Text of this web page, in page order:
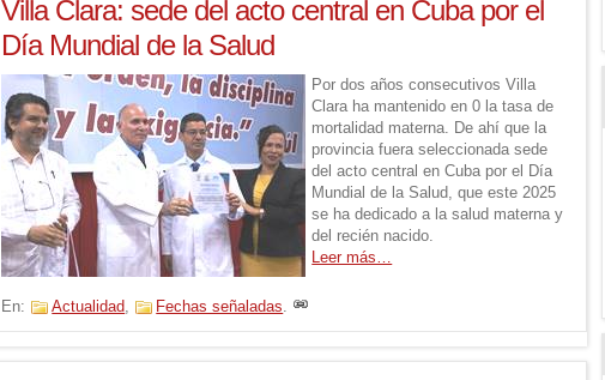
Villa Clara: sede del acto central en Cuba por el
Día Mundial de la Salud
Por dos años consecutivos Villa
Clara ha mantenido en 0 la tasa de
mortalidad materna. De ahí que la
provincia fuera seleccionada sede
del acto central en Cuba por el Día
Mundial de la Salud, que este 2025
se ha dedicado a la salud materna y
del recién nacido.
Leer más…
En: Actualidad, Fechas señaladas.